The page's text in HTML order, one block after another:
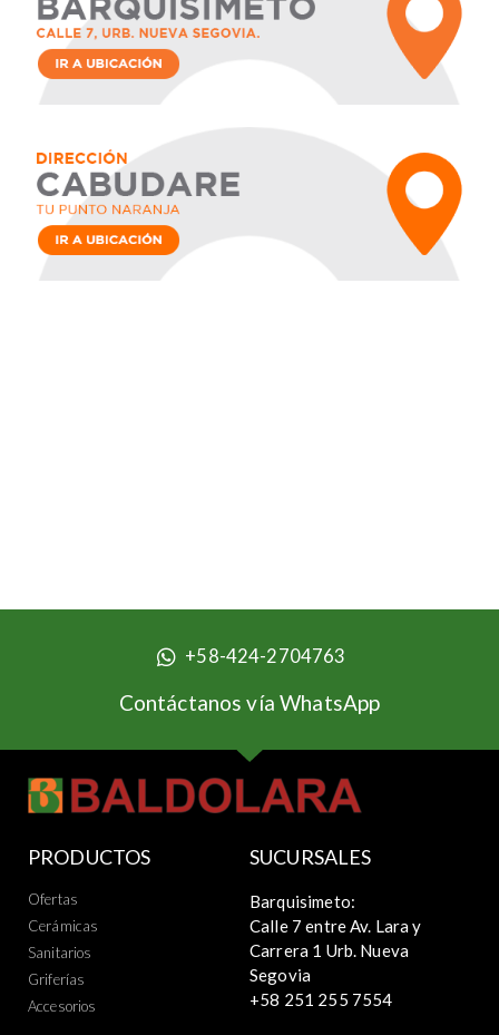
+58-424-2704763
Contáctanos vía WhatsApp
PRODUCTOS
Ofertas
Cerámicas
Sanitarios
Griferías
Accesorios
SUCURSALES
Barquisimeto:
Calle 7 entre Av. Lara y
Carrera 1 Urb. Nueva
Segovia
+58 251 255 7554